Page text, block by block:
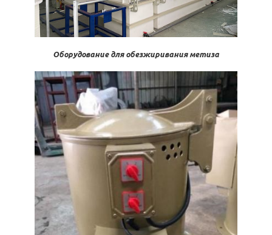
Оборудование для обезжиривания метиза